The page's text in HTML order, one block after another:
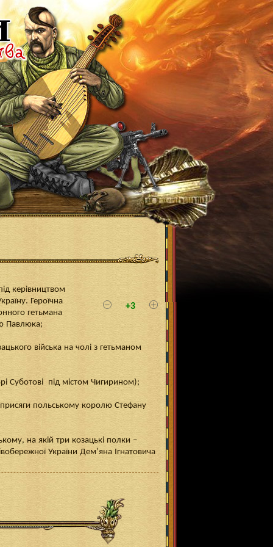
+3
керівництвом
Героїчна
гетьмана
Павлюка;
війська на чолі з гетьманом
Суботові під містом Чигирином);
польському королю Стефану
на якій три козацькі полки –
України Дем’яна Ігнатовича